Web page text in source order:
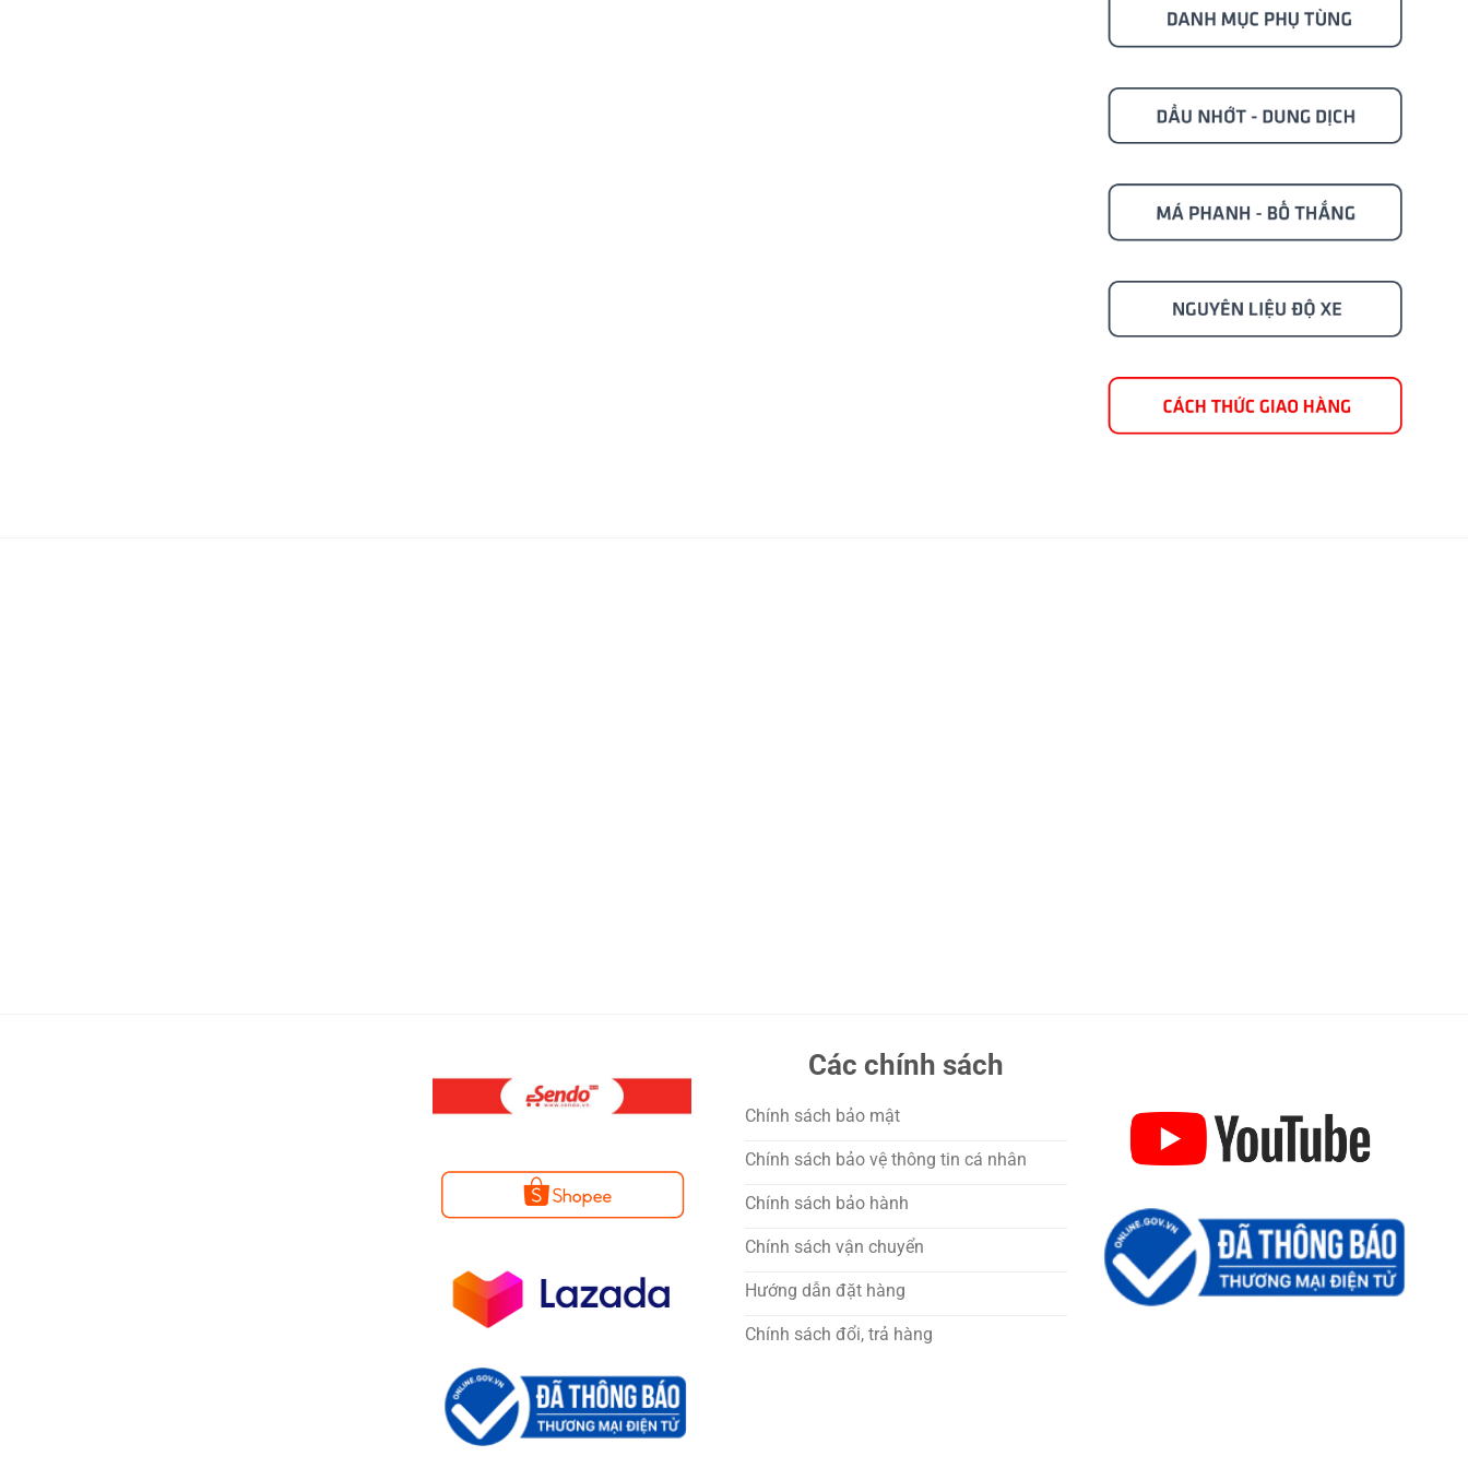
Các chính sách
Chính sách bảo mật
Chính sách bảo vệ thông tin cá nhân
Chính sách bảo hành
Chính sách vận chuyển
Hướng dẫn đặt hàng
Chính sách đổi, trả hàng